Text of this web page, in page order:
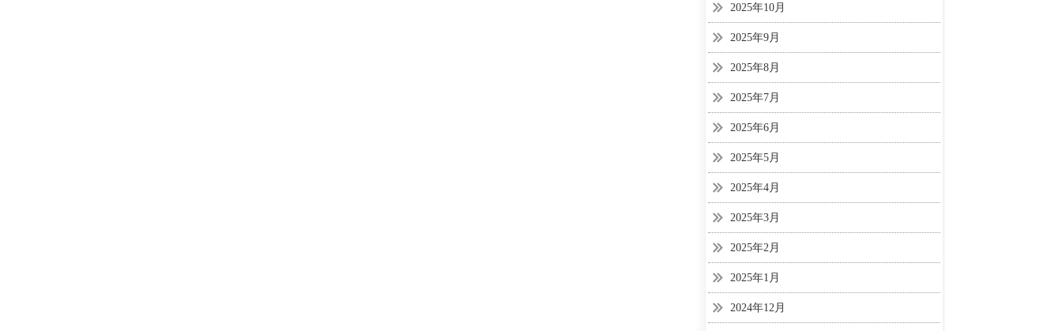
2025年10月
2025年9月
2025年8月
2025年7月
2025年6月
2025年5月
2025年4月
2025年3月
2025年2月
2025年1月
2024年12月